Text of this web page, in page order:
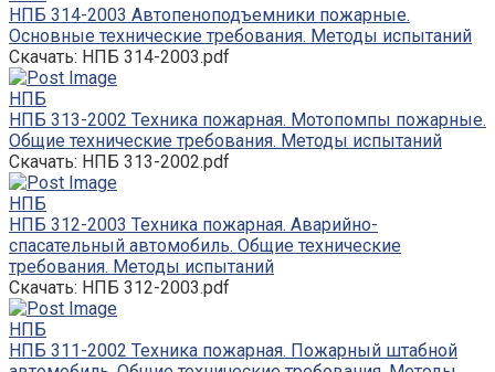
НПБ 314-2003 Автопеноподъемники пожарные.
Основные технические требования. Методы испытаний
Скачать: НПБ 314-2003.pdf
НПБ
НПБ 313-2002 Техника пожарная. Мотопомпы пожарные.
Общие технические требования. Методы испытаний
Скачать: НПБ 313-2002.pdf
НПБ
НПБ 312-2003 Техника пожарная. Аварийно-
спасательный автомобиль. Общие технические
требования. Методы испытаний
Скачать: НПБ 312-2003.pdf
НПБ
НПБ 311-2002 Техника пожарная. Пожарный штабной